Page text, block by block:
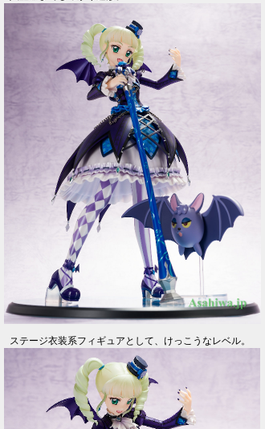
ステージ衣装系フィギュアとして、けっこうなレベル。